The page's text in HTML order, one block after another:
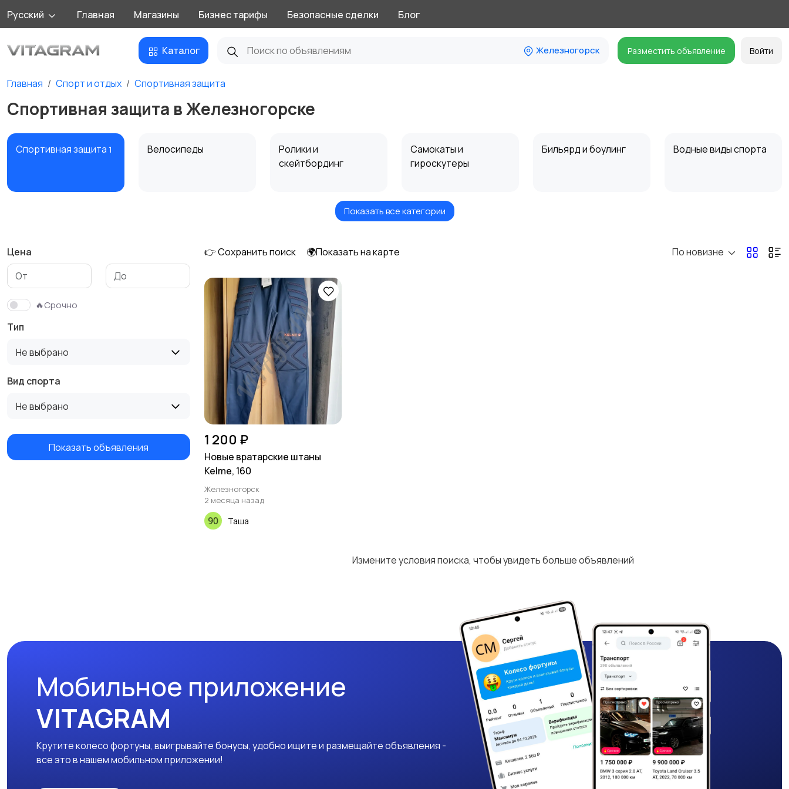
Русский Главная Магазины Бизнес тарифы Безопасные сделки Блог
Каталог Железногорск Разместить объявление Войти
Главная Спорт и отдых Спортивная защита
Спортивная защита в Железногорске
Спортивная защита 1 Велосипеды
Ролики и
скейтбординг
Самокаты и
гироскутеры
Бильярд и боулинг Водные виды спорта
Игры с мячом Охота и рыбалка
Тренажеры и фитнес Спортивное питание Другое
Показать все категории
Цена
🔥Срочно
Тип
Не выбрано
Вид спорта
Не выбрано
Показать объявления
👉 Сохранить поиск 🌍Показать на карте По новизне
1 200 ₽
Новые вратарские штаны
Kelme, 160
Железногорск
2 месяца назад
Таша
Измените условия поиска, чтобы увидеть больше объявлений
Мобильное приложение
VITAGRAM
Крутите колесо фортуны, выигрывайте бонусы, удобно ищите и размещайте объявления -
все это в нашем мобильном приложении!